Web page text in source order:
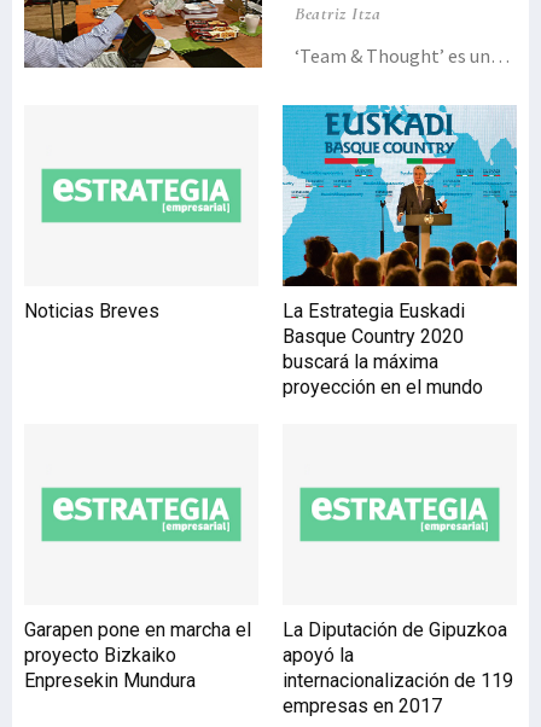
Beatriz Itza
‘Team & Thought’ es una
apoyo directivo que
reformula el concepto de
cooperación entre
directivos y empresarios.
Avalada por el éxito
obtenido en otros países,
esta nueva fórmula de
Vasco de la mano de la
consultora de dirección
Procesos e Innovación,
con el objetivo de ofrecer a
de profesionales a los que
de otra forma no tienen
P+I forman grupos de
empresarios y directivos
de diferentes sectores de
actividad para que puedan
Noticias Breves
La Estrategia Euskadi
Basque Country 2020
buscará la máxima
proyección en el mundo
Garapen pone en marcha el
proyecto Bizkaiko
Enpresekin Mundura
La Diputación de Gipuzkoa
apoyó la
internacionalización de 119
empresas en 2017